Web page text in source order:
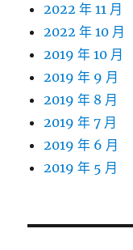
2022 年 11 月
2022 年 10 月
2019 年 10 月
2019 年 9 月
2019 年 8 月
2019 年 7 月
2019 年 6 月
2019 年 5 月